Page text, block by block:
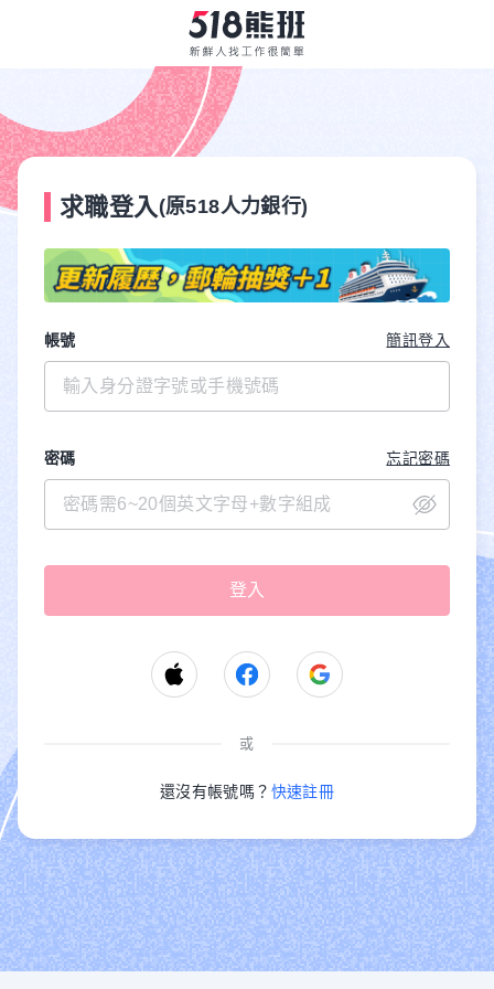
求職登入 (原518人力銀行)
帳號 簡訊登入
密碼 忘記密碼
或
還沒有帳號嗎？ 快速註冊